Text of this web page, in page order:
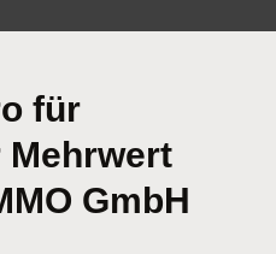
für
Mehrwert
GmbH